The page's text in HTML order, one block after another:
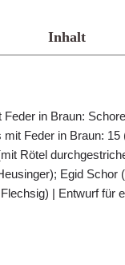
Inhalt
in Braun:
Feder in Braun:
Rötel
Egid Schor
| Entwurf für